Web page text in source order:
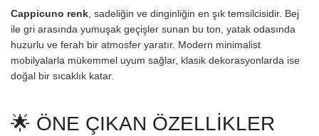
Cappicuno renk , sadeliğin ve dinginliğin en şık temsilcisidir. Bej
ile gri arasında yumuşak geçişler sunan bu ton, yatak odasında
huzurlu ve ferah bir atmosfer yaratır. Modern minimalist
mobilyalarla mükemmel uyum sağlar, klasik dekorasyonlarda ise
doğal bir sıcaklık katar.
🌟 ÖNE ÇIKAN ÖZELLİKLER